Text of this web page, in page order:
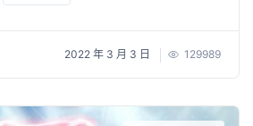
2022 年 3 月 3 日 129989